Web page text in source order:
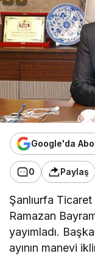
Google'da
0 Paylaş
Şanlıurfa
Ramazan
yayımladı.
ayının manevi